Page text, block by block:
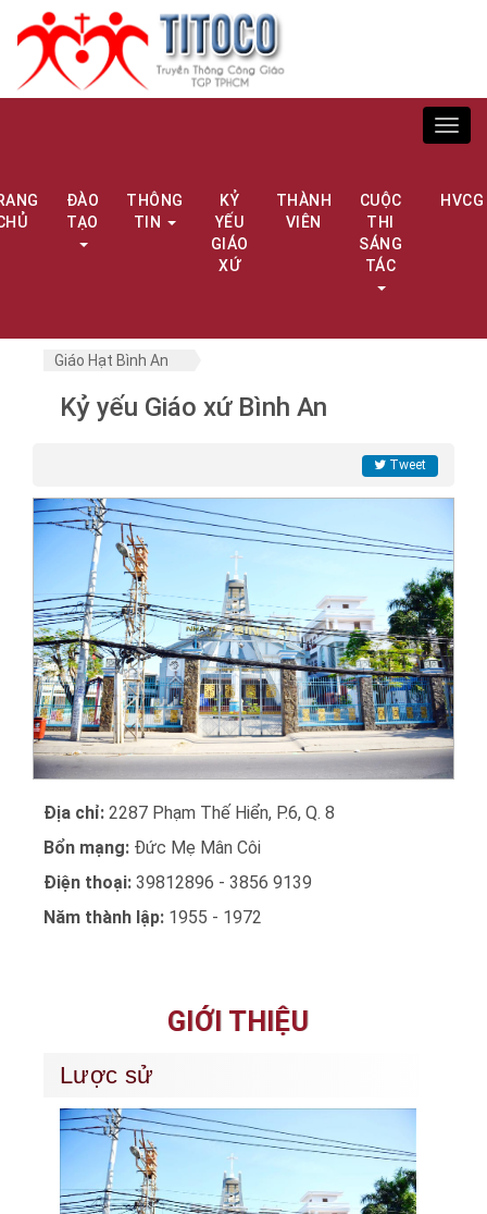
ĐÀO
TẠO
THÔNG
TIN
KỶ
YẾU
GIÁO
XỨ
THÀNH
VIÊN
CUỘC
THI
SÁNG
TÁC
HVCG
Giáo Hạt Bình An
Kỷ yếu Giáo xứ Bình An
Tweet
Địa chỉ: 2287 Phạm Thế Hiển, P.6, Q. 8
Bổn mạng: Đức Mẹ Mân Côi
Điện thoại: 39812896 - 3856 9139
Năm thành lập: 1955 - 1972
GIỚI THIỆU
Lược sử